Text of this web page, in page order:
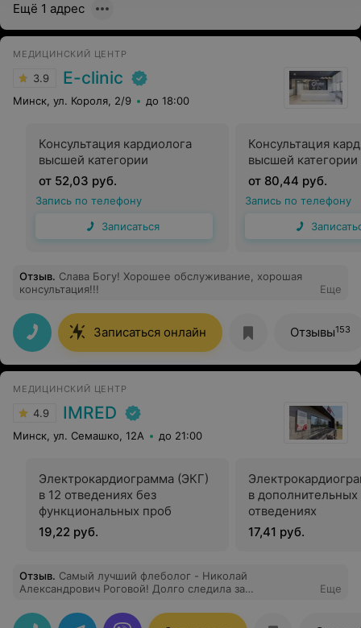
Ещё 1 адрес
МЕДИЦИНСКИЙ ЦЕНТР
3.9 E-clinic
Минск, ул. Короля, 2/9 до 18:00
Консультация кардиолога
высшей категории
от 52,03 руб.
Запись по телефону
Записаться
Консультация
высшей
от 80,44 руб.
Запись по телефону
Отзыв. Слава Богу! Хорошее обслуживание, хорошая
консультация!!!
Еще
Записаться онлайн Отзывы153
МЕДИЦИНСКИЙ ЦЕНТР
4.9 IMRED
Минск, ул. Семашко, 12А до 21:00
Электрокардиограмма (ЭКГ)
в 12 отведениях без
функциональных проб
19,22 руб.
в дополнительных
отведениях
17,41 руб.
Отзыв. Самый лучший флеболог - Николай
Александрович Роговой! Долго следила за
Имрэде у доктора! Мои сосудистые сеточки исчезли.
Еще